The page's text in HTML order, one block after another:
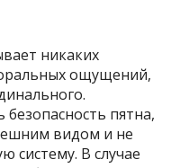
никаких
ощущений,
пятна,
видом и не
систему. В случае